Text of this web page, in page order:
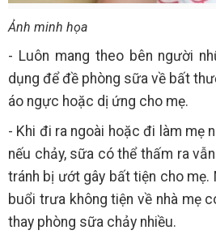
Ảnh minh họa
- Luôn mang theo bên người
dụng để đề phòng sữa về bất
áo ngực hoặc dị ứng cho mẹ.
- Khi đi ra ngoài hoặc đi làm mẹ
nếu chảy, sữa có thể thấm ra
tránh bị ướt gây bất tiện cho mẹ.
buổi trưa không tiện về nhà mẹ
thay phòng sữa chảy nhiều.